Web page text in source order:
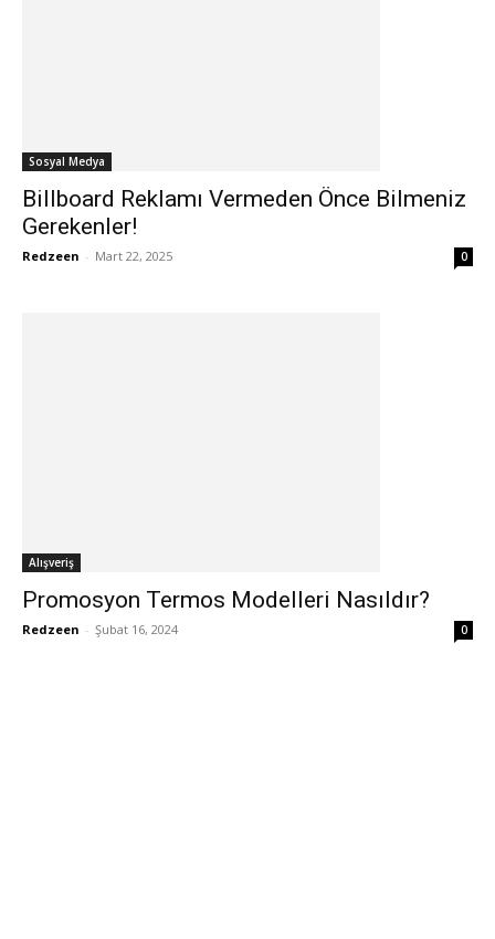
Sosyal Medya
Billboard Reklamı Vermeden Önce Bilmeniz
Gerekenler!
Redzeen - Mart 22, 2025 0
Alışveriş
Promosyon Termos Modelleri Nasıldır?
Redzeen - Şubat 16, 2024 0